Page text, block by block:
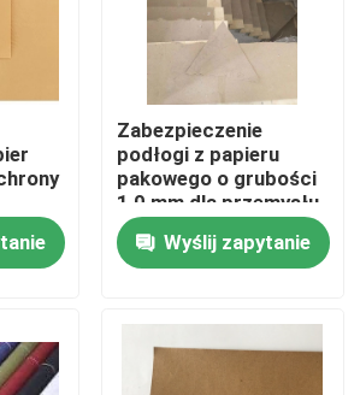
zabezpieczająca podłogę
z papieru kraft
do pokrywania podłóg
podłogowe
Zabezpieczenie
podłogi z papieru
pakowego o grubości
1,0 mm dla przemysłu
budowlanego
Wyślij zapytanie